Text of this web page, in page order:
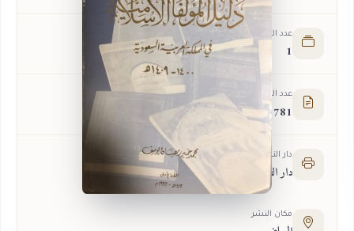
عدد الأجزاء
1
عدد الصفحات
781
دار النشر
دار الفيصل الثقافية
مكان النشر